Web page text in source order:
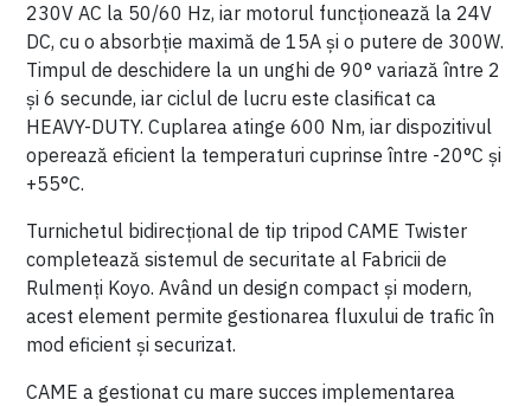
230V AC la 50/60 Hz, iar motorul funcționează la 24V
DC, cu o absorbție maximă de 15A și o putere de 300W.
Timpul de deschidere la un unghi de 90° variază între 2
și 6 secunde, iar ciclul de lucru este clasificat ca
HEAVY-DUTY. Cuplarea atinge 600 Nm, iar dispozitivul
operează eficient la temperaturi cuprinse între -20°C și
+55°C.
Turnichetul bidirecțional de tip tripod CAME Twister
completează sistemul de securitate al Fabricii de
Rulmenți Koyo. Având un design compact și modern,
acest element permite gestionarea fluxului de trafic în
mod eficient și securizat.
CAME a gestionat cu mare succes implementarea